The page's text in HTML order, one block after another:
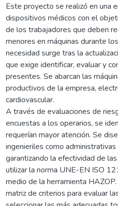
Este proyecto se realizó en una
dispositivos médicos con el
de los trabajadores que deben
menores en máquinas durante
necesidad surge tras la
que exige identificar, evaluar y
presentes. Se abarcan las
productivos de la empresa,
cardiovascular.
A través de evaluaciones de
encuestas a los operarios, se
requerían mayor atención. Se
ingenieriles como
garantizando la efectividad de
utilizar la norma UNE-EN ISO
medio de la herramienta
matriz de criterios para evaluar